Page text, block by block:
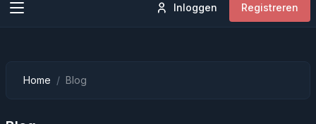
Inloggen Registreren
Home Blog